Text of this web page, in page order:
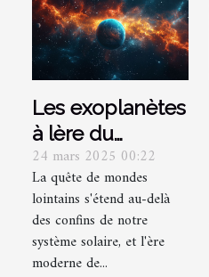
Les exoplanètes
à lère du
télescope
James Webb
découvertes et
perspectives
futures
24 mars 2025 00:22
La quête de mondes
lointains s'étend au-delà
des confins de notre
système solaire, et l'ère
moderne de...